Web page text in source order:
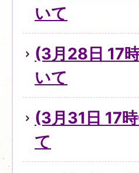
いて
(3月28日 17
いて
(3月31日 17
て